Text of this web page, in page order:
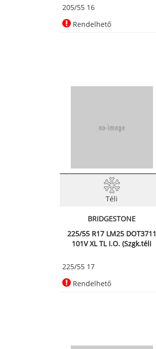
205/55 16
Rendelhető
Téli
BRIDGESTONE
225/55 R17 LM25 DOT3711
101V XL TL I.O. (Szgk.téli
225/55 17
Rendelhető